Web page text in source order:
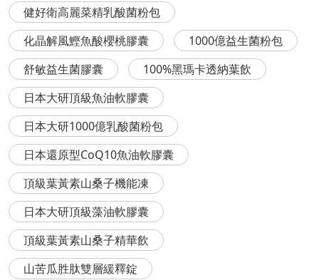
健好衛高麗菜精乳酸菌粉包
化晶解風鰹魚酸櫻桃膠囊
1000億益生菌粉包
舒敏益生菌膠囊
100%黑瑪卡透納葉飲
日本大研頂級魚油軟膠囊
日本大研1000億乳酸菌粉包
日本還原型CoQ10魚油軟膠囊
頂級葉黃素山桑子機能凍
日本大研頂級藻油軟膠囊
頂級葉黃素山桑子精華飲
山苦瓜胜肽雙層緩釋錠